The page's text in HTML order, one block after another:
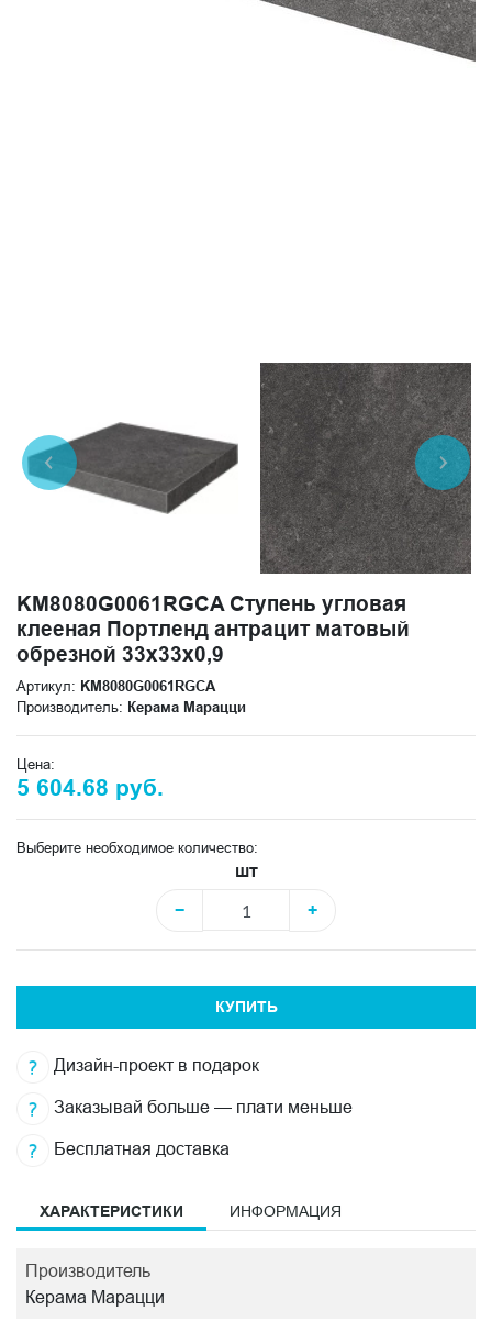
KM8080G0061RGCA Ступень угловая
клееная Портленд антрацит матовый
обрезной 33x33x0,9
Артикул: KM8080G0061RGCA
Производитель: Керама Марацци
Цена:
5 604.68 руб.
Выберите необходимое количество:
шт
−
+
КУПИТЬ
Дизайн-проект в подарок
Заказывай больше — плати меньше
Бесплатная доставка
ХАРАКТЕРИСТИКИ ИНФОРМАЦИЯ
Производитель
Керама Марацци